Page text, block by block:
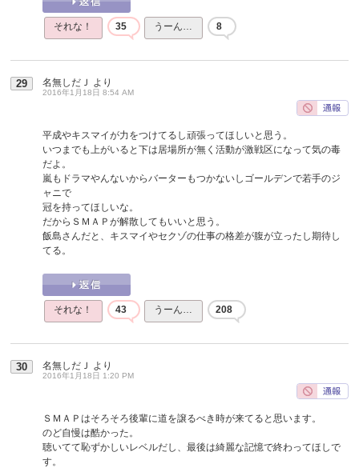
それな！ 35 うーん… 8
29 名無しだＪ より
2016年1月18日 8:54 AM
平成やキスマイが力をつけてるし頑張ってほしいと思う。
いつまでも上がいると下は居場所が無く活動が激戦区になって気の毒
だよ。
嵐もドラマやんないからバーターもつかないしゴールデンで若手のジ
ャニで
冠を持ってほしいな。
だからＳＭＡＰが解散してもいいと思う。
飯島さんだと、キスマイやセクゾの仕事の格差が腹が立ったし期待し
てる。
それな！ 43 うーん… 208
30 名無しだＪ より
2016年1月18日 1:20 PM
ＳＭＡＰはそろそろ後輩に道を譲るべき時が来てると思います。
のど自慢は酷かった。
聴いてて恥ずかしいレベルだし、最後は綺麗な記憶で終わってほしで
す。